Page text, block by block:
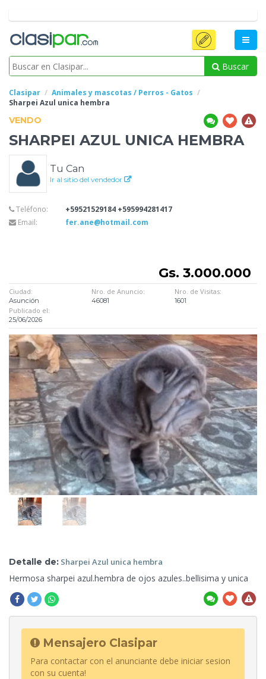
Buscar
Clasipar
Animales y mascotas / Perros - Gatos
Sharpei Azul unica hembra
VENDO
SHARPEI AZUL UNICA HEMBRA
Tu Can
Ir al sitio del vendedor
Teléfono:
+59521529184 +595994281417
Email:
fer.ane@hotmail.com
Gs. 3.000.000
Ciudad:
Asunción
Nro. de Anuncio:
46081
Nro. de Visitas:
1601
Publicado el:
25/06/2026
Detalle de: Sharpei Azul unica hembra
Hermosa sharpei azul.hembra de ojos azules..bellisima y unica
Mensajero Clasipar
Para contactar con el anunciante debe iniciar sesion
con su cuenta!